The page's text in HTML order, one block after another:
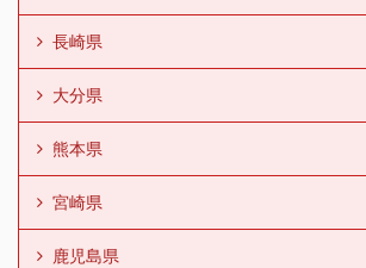
長崎県
大分県
熊本県
宮崎県
鹿児島県